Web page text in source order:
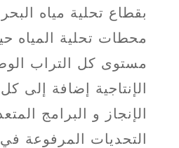
بقطاع تحلية مياه
محطات تحلية المياه
مستوى كل التراب
الإنتاجية إضافة إلى
الإنجاز و البرامج
التحديات المرفوعة